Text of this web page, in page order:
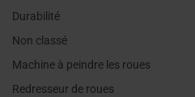
Durabilité
Non classé
Machine à peindre les roues
Redresseur de roues